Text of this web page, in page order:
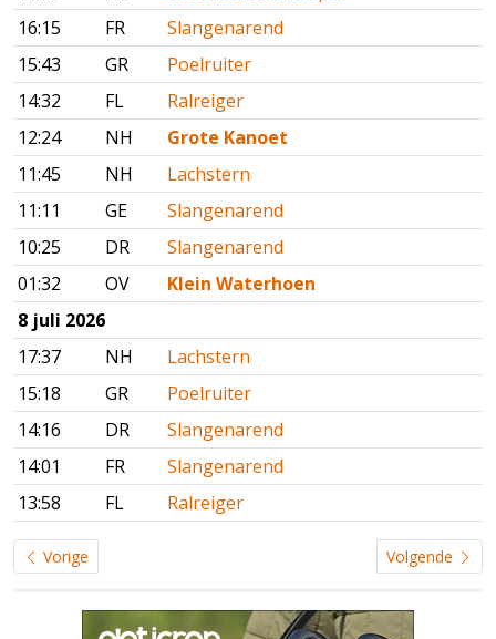
16:15
FR
Slangenarend
15:43
GR
Poelruiter
14:32
FL
Ralreiger
12:24
NH
Grote Kanoet
11:45
NH
Lachstern
11:11
GE
Slangenarend
10:25
DR
Slangenarend
01:32
OV
Klein Waterhoen
8 juli 2026
17:37
NH
Lachstern
15:18
GR
Poelruiter
14:16
DR
Slangenarend
14:01
FR
Slangenarend
13:58
FL Ralreiger
Vorige Volgende